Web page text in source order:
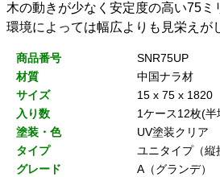
木の動きが少なく安定度の高い75ミ
環境によっては幅広よりも見栄えが
商品番号
SNR75UP
材質
中国ナラ材
サイズ
15 x 75 x 1820
入り数
1ケース12枚(半
塗装・色
UV塗装クリア
タイプ
ユニタイプ（縦
グレード
A（グランデ）